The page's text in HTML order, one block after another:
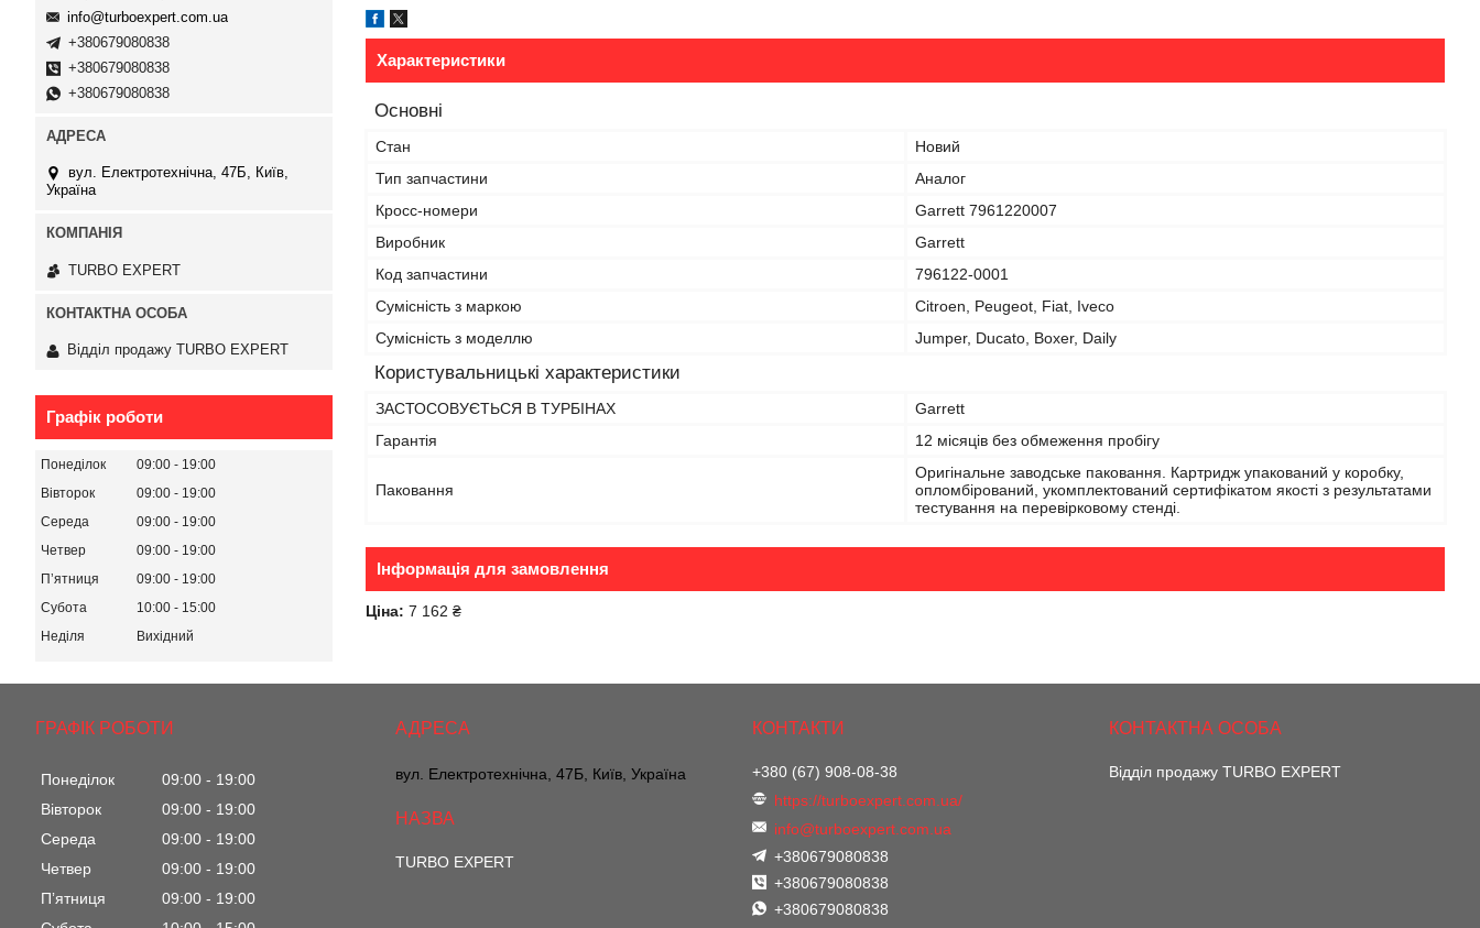
Характеристики
Основні
Стан
Новий
Тип запчастини
Аналог
Кросс-номери
Garrett 7961220007
Виробник
Garrett
Код запчастини
796122-0001
Сумісність з маркою
Citroen, Peugeot, Fiat, Iveco
Сумісність з моделлю
Jumper, Ducato, Boxer, Daily
Користувальницькі характеристики
ЗАСТОСОВУЄТЬСЯ В ТУРБІНАХ
Garrett
Гарантія
12 місяців без обмеження пробігу
Паковання
Оригінальне заводське паковання. Картридж упакований у коробку,
опломбірований, укомплектований сертифікатом якості з результатами
тестування на перевірковому стенді.
Інформація для замовлення
Ціна: 7 162 ₴
info@turboexpert.com.ua
+380679080838
+380679080838
+380679080838
вул. Електротехнічна, 47Б, Київ,
Україна
TURBO EXPERT
Відділ продажу TURBO EXPERT
Графік роботи
Понеділок 09:00
19:00
Вівторок
09:00
19:00
Середа
09:00
19:00
Четвер
09:00
19:00
Пʼятниця
09:00
19:00
Субота
10:00
15:00
Неділя
Вихідний
ГРАФІК РОБОТИ
Понеділок 09:00
19:00
Вівторок
09:00
19:00
Середа
09:00
19:00
Четвер
09:00
19:00
Пʼятниця
09:00
19:00
вул. Електротехнічна, 47Б, Київ, Україна
TURBO EXPERT
+380 (67) 908-08-38
https://turboexpert.com.ua/
info@turboexpert.com.ua
+380679080838
+380679080838
+380679080838
Відділ продажу TURBO EXPERT